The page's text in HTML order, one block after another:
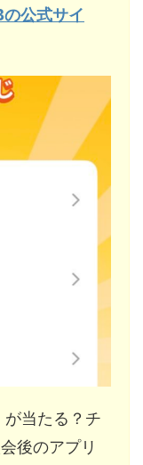
公式サイ
当たる？チ
後のアプリ